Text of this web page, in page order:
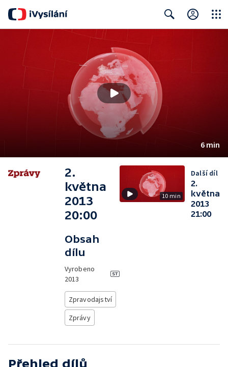
6 min
2.
května
2013
20:00
Obsah
dílu
Vyrobeno
2013
Zpravodajství
Zprávy
10 min
Další díl
2.
května
2013
21:00
Přehled dílů